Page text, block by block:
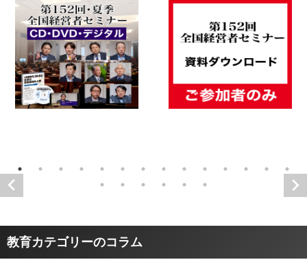
教育カテゴリーのコラム